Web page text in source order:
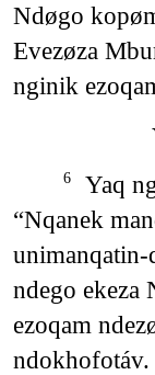
Ndøgo
Evezøza
nginik
6
Yaq
“Nqanek
unimanqatin-
ndego ekeza
ezoqam